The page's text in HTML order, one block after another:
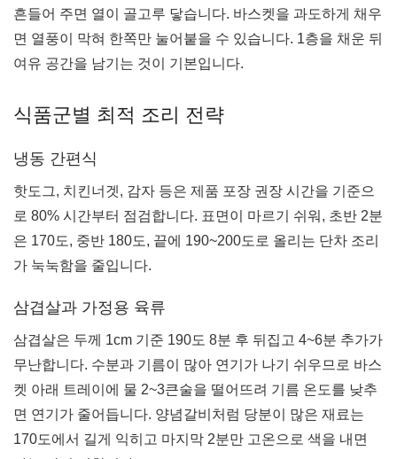
흔들어 주면 열이 골고루 닿습니다. 바스켓을 과도하게 채우
면 열풍이 막혀 한쪽만 눌어붙을 수 있습니다. 1층을 채운 뒤
여유 공간을 남기는 것이 기본입니다.
식품군별 최적 조리 전략
냉동 간편식
핫도그, 치킨너겟, 감자 등은 제품 포장 권장 시간을 기준으
로 80% 시간부터 점검합니다. 표면이 마르기 쉬워, 초반 2분
은 170도, 중반 180도, 끝에 190~200도로 올리는 단차 조리
가 눅눅함을 줄입니다.
삼겹살과 가정용 육류
삼겹살은 두께 1cm 기준 190도 8분 후 뒤집고 4~6분 추가가
무난합니다. 수분과 기름이 많아 연기가 나기 쉬우므로 바스
켓 아래 트레이에 물 2~3큰술을 떨어뜨려 기름 온도를 낮추
면 연기가 줄어듭니다. 양념갈비처럼 당분이 많은 재료는
170도에서 길게 익히고 마지막 2분만 고온으로 색을 내면